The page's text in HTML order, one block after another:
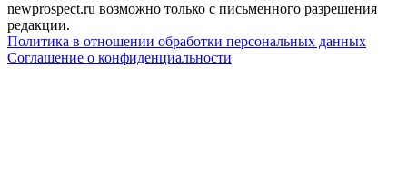
newprospect.ru возможно только с письменного разрешения
редакции.
Политика в отношении обработки персональных данных
Соглашение о конфиденциальности